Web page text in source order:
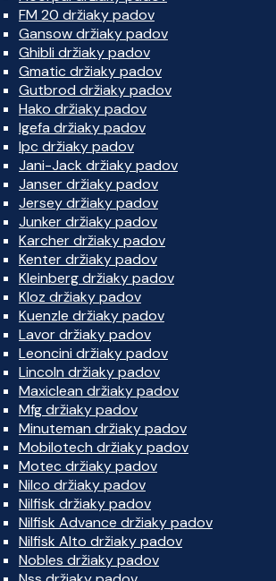
FM 20 držiaky padov
Gansow držiaky padov
Ghibli držiaky padov
Gmatic držiaky padov
Gutbrod držiaky padov
Hako držiaky padov
Igefa držiaky padov
Ipc držiaky padov
Jani-Jack držiaky padov
Janser držiaky padov
Jersey držiaky padov
Junker držiaky padov
Karcher držiaky padov
Kenter držiaky padov
Kleinberg držiaky padov
Kloz držiaky padov
Kuenzle držiaky padov
Lavor držiaky padov
Leoncini držiaky padov
Lincoln držiaky padov
Maxiclean držiaky padov
Mfg držiaky padov
Minuteman držiaky padov
Mobilotech držiaky padov
Motec držiaky padov
Nilco držiaky padov
Nilfisk držiaky padov
Nilfisk Advance držiaky padov
Nilfisk Alto držiaky padov
Nobles držiaky padov